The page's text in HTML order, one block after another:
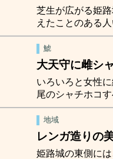
芝生が広がる姫
えたことのある
鯱
大天守に雌シ
いろいろと女性
尾のシャチホコ
地域
レンガ造りの
姫路城の東側に